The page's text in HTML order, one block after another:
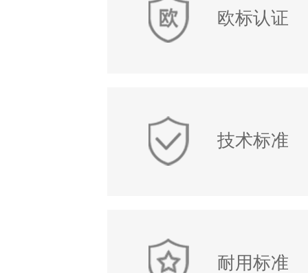
欧标认证
技术标准
耐用标准